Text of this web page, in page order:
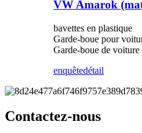
VW Amarok
bavettes en plastique
Garde-boue pour
Garde-boue de voiture
enquêtedétail
Contactez-nous